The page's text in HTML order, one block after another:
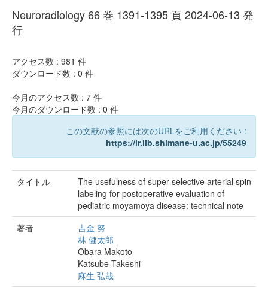
Neuroradiology 66 巻 1391-1395 頁 2024-06-13 発
行
アクセス数 : 981 件
ダウンロード数 : 0 件
今月のアクセス数 : 7 件
今月のダウンロード数 : 0 件
この文献の参照には次のURLをご利用ください :
https://ir.lib.shimane-u.ac.jp/55249
タイトル
The usefulness of super-selective arterial spin
labeling for postoperative evaluation of
pediatric moyamoya disease: technical note
著者
吉金 努
林 健太郎
Obara Makoto
Katsube Takeshi
麻生 弘哉